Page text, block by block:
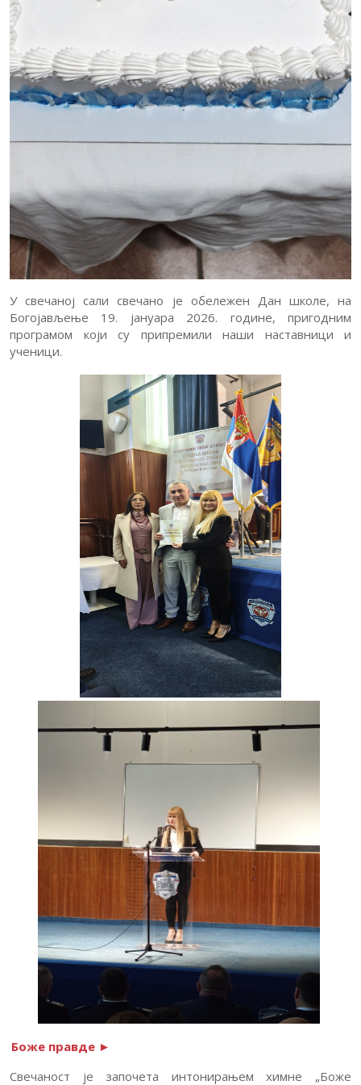
У свечаној сали свечано је обележен Дан школе, на
Богојављење 19. јануара 2026. године, пригодним
програмом који су припремили наши наставници и
ученици.
Боже правде ►
Свечаност је започета интонирањем химне „Боже